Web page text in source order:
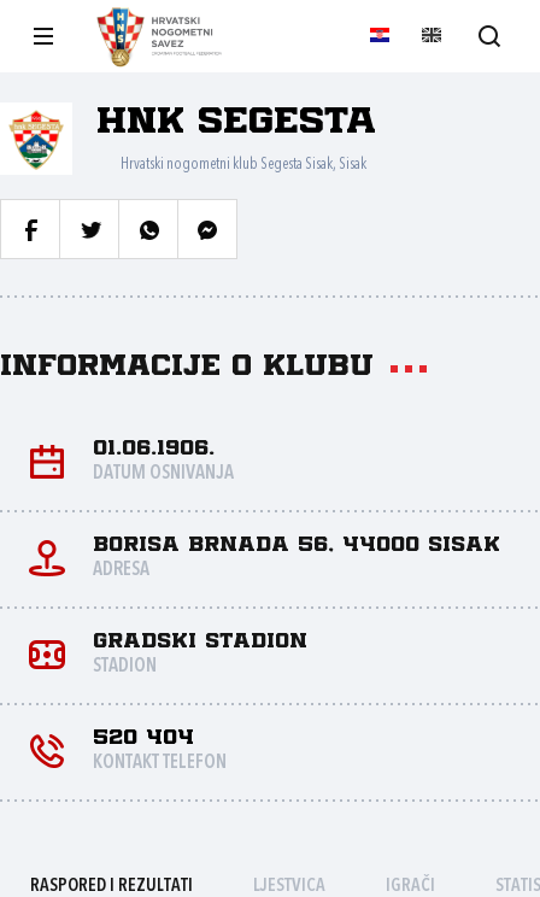
HNK Segesta
Hrvatski nogometni klub Segesta Sisak, Sisak
Informacije o klubu
01.06.1906.
DATUM OSNIVANJA
Borisa Brnada 56, 44000 Sisak
ADRESA
Gradski stadion
STADION
520 404
KONTAKT TELEFON
RASPORED I REZULTATI LJESTVICA IGRAČI